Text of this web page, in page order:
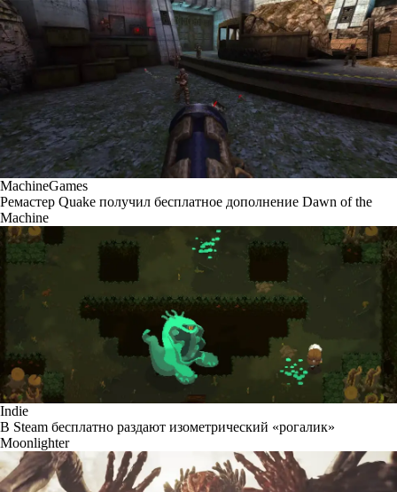
MachineGames
Ремастер Quake получил бесплатное дополнение Dawn of the
Machine
Indie
В Steam бесплатно раздают изометрический «рогалик»
Moonlighter